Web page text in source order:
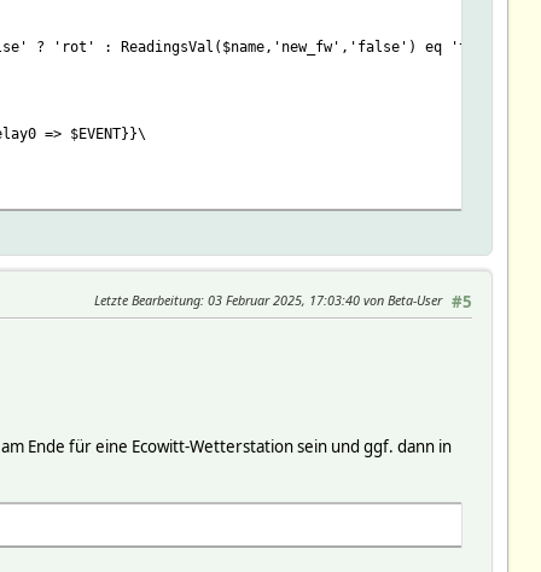
'rot' : ReadingsVal($name,'new_fw','false') eq 'true' ?
=> $EVENT}}\
#5
Letzte Bearbeitung: 03 Februar 2025, 17:03:40 von Beta-User
Ende für eine Ecowitt-Wetterstation sein und ggf. dann in